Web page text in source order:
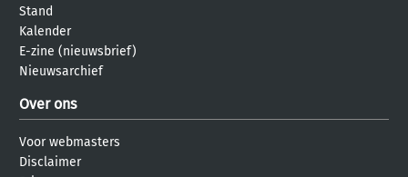
Stand
Kalender
E-zine (nieuwsbrief)
Nieuwsarchief
Over ons
Voor webmasters
Disclaimer